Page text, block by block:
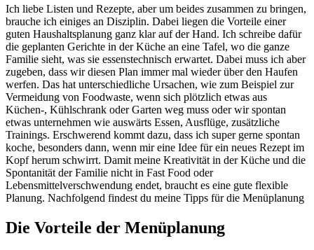
Ich liebe Listen und Rezepte, aber um beides zusammen zu bringen,
brauche ich einiges an Disziplin. Dabei liegen die Vorteile einer
guten Haushaltsplanung ganz klar auf der Hand. Ich schreibe dafür
die geplanten Gerichte in der Küche an eine Tafel, wo die ganze
Familie sieht, was sie essenstechnisch erwartet. Dabei muss ich aber
zugeben, dass wir diesen Plan immer mal wieder über den Haufen
werfen. Das hat unterschiedliche Ursachen, wie zum Beispiel zur
Vermeidung von Foodwaste, wenn sich plötzlich etwas aus
Küchen-, Kühlschrank oder Garten weg muss oder wir spontan
etwas unternehmen wie auswärts Essen, Ausflüge, zusätzliche
Trainings. Erschwerend kommt dazu, dass ich super gerne spontan
koche, besonders dann, wenn mir eine Idee für ein neues Rezept im
Kopf herum schwirrt. Damit meine Kreativität in der Küche und die
Spontanität der Familie nicht in Fast Food oder
Lebensmittelverschwendung endet, braucht es eine gute flexible
Planung. Nachfolgend findest du meine Tipps für die Menüplanung
Die Vorteile der Menüplanung